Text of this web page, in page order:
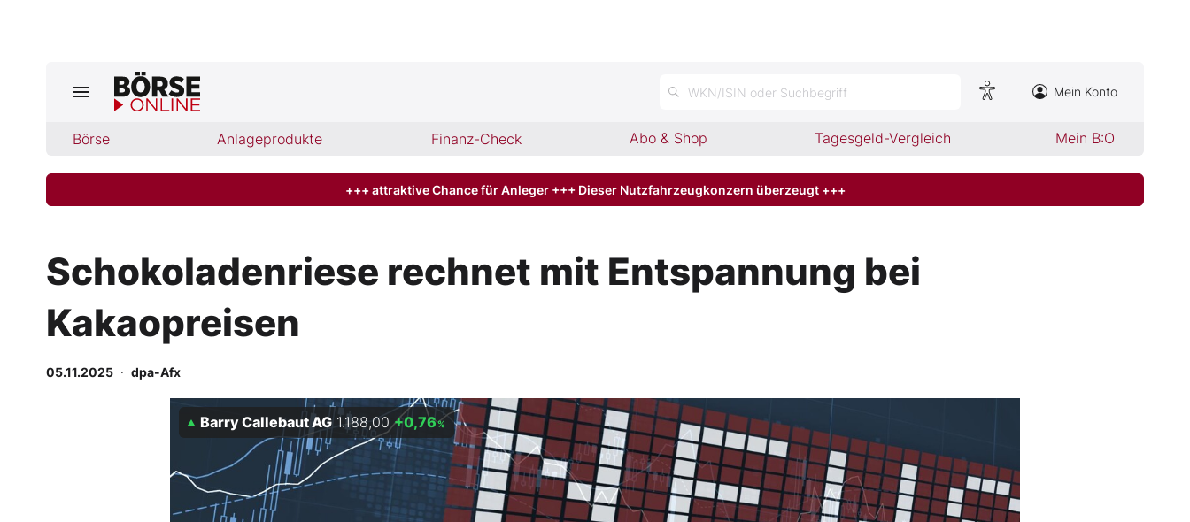
WKN/ISIN oder Suchbegriff Mein Konto
Börse Anlageprodukte Finanz-Check Abo & Shop Tagesgeld-Vergleich Mein B:O
Jetzt aktuelle Ausgabe BÖRSE ONLINE lesen
Finanz-Check
Abo & Shop
BO-Musterdepots
Experten
Mein B:O
+++ attraktive Chance für Anleger +++ Dieser Nutzfahrzeugkonzern überzeugt +++
Schokoladenriese rechnet mit Entspannung bei
Kakaopreisen
05.11.2025 · dpa-Afx
Barry Callebaut AG 1.188,00 +0,76%